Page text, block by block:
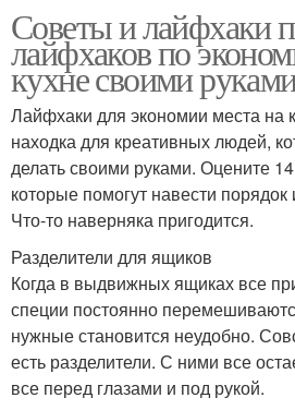
Советы и лайфхаки
лайфхаков по
кухне своими
Лайфхаки для экономии места на
находка для креативных людей,
делать своими руками. Оцените
которые помогут навести
Что-то наверняка пригодится.
Разделители для ящиков
Когда в выдвижных ящиках все
специи постоянно
нужные становится неудобно.
есть разделители. С ними все
все перед глазами и под рукой.